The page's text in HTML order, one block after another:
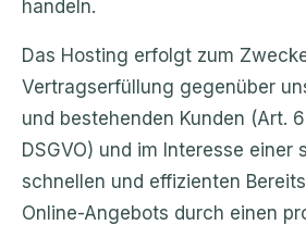
handeln.
Das Hosting erfolgt zum
Vertragserfüllung gegenüber
und bestehenden Kunden (Art.
DSGVO) und im Interesse einer
schnellen und effizienten
Online-Angebots durch einen